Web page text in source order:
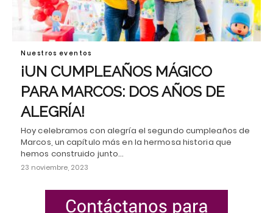
Nuestros eventos
¡UN CUMPLEAÑOS MÁGICO
PARA MARCOS: DOS AÑOS DE
ALEGRÍA!
Hoy celebramos con alegría el segundo cumpleaños de
Marcos, un capítulo más en la hermosa historia que
hemos construido junto…
23 noviembre, 2023